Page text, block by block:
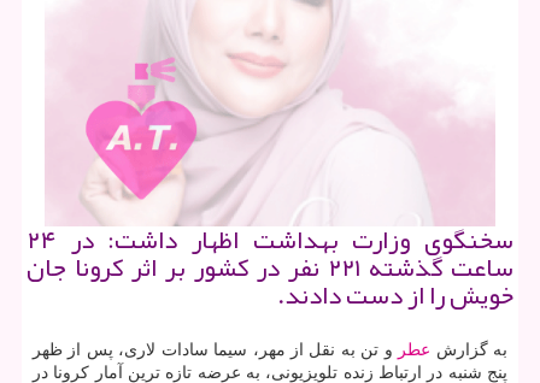
سخنگوی وزارت بهداشت اظهار داشت: در ۲۴
ساعت گذشته ۲۲۱ نفر در كشور بر اثر كرونا جان
خویش را از دست دادند.
به گزارش عطر و تن به نقل از مهر، سیما سادات لاری، پس از ظهر
پنج شنبه در ارتباط زنده تلویزیونی، به عرضه تازه ترین آمار کرونا در